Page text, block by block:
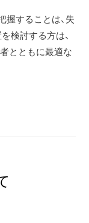
握することは、失
検討する方は、
とともに最適な